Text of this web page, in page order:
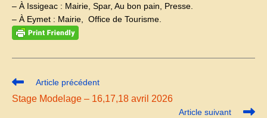
– À Issigeac : Mairie, Spar, Au bon pain, Presse.
– À Eymet : Mairie, Office de Tourisme.
Read
more
articles
Article précédent
Stage Modelage – 16,17,18 avril 2026
Article suivant